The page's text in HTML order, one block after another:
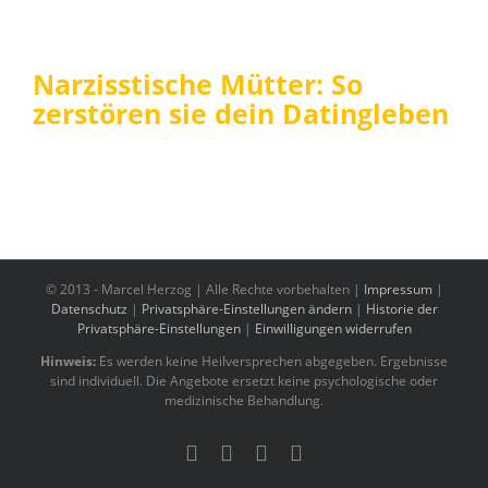
Narzisstische Mütter: So
zerstören sie dein Datingleben
© 2013 - Marcel Herzog | Alle Rechte vorbehalten | Impressum|
Datenschutz | Privatsphäre-Einstellungen ändern| Historie der
Privatsphäre-Einstellungen| Einwilligungen widerrufen
Hinweis: Es werden keine Heilversprechen abgegeben. Ergebnisse
sind individuell. Die Angebote ersetzt keine psychologische oder
medizinische Behandlung.
YouTubeBenutzerdefiniert
Instagram